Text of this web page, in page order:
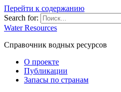
Перейти к содержанию
Search for:
Water Resources
Справочник водных ресурсов
О проекте
Публикации
Запасы по странам